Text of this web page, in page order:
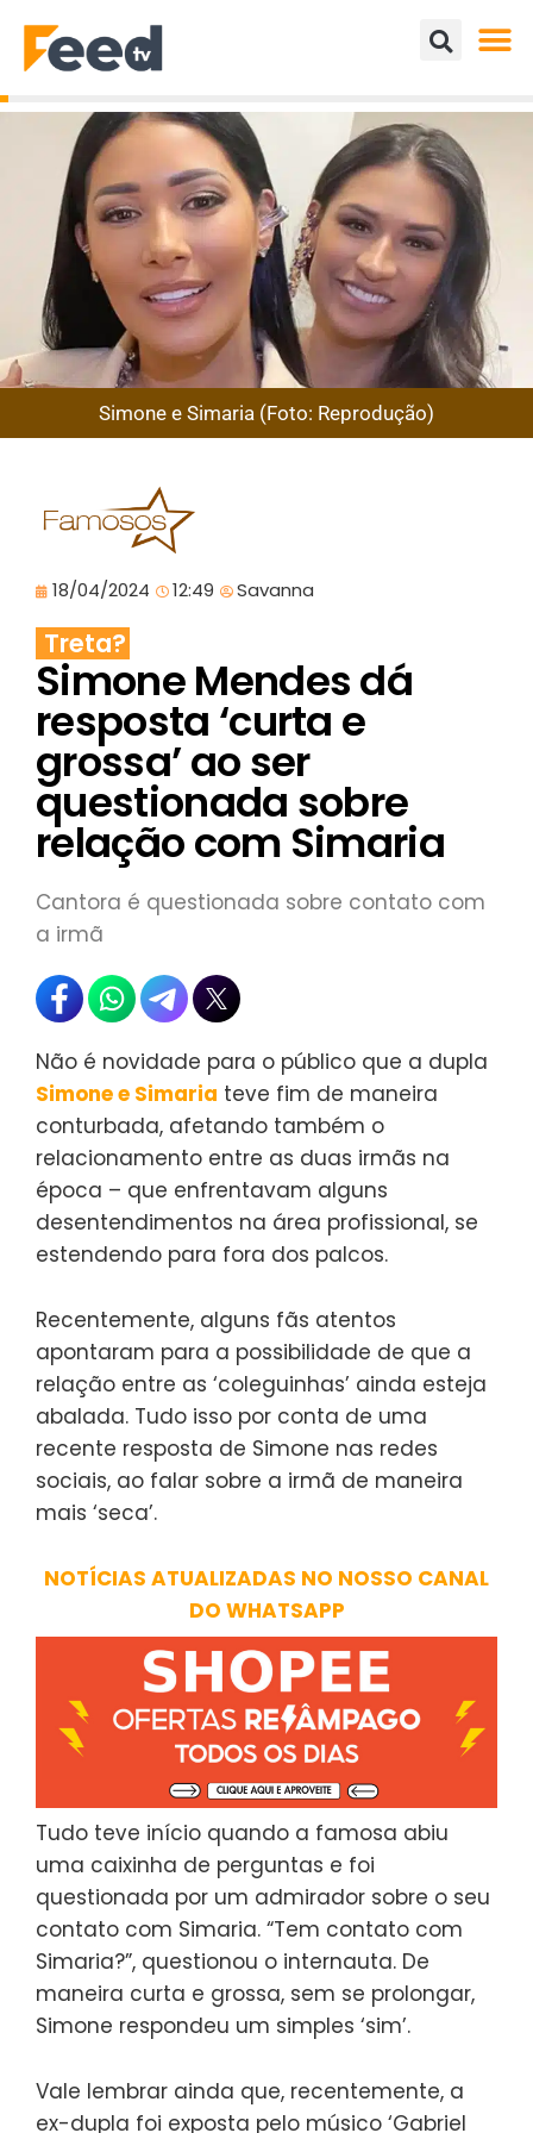
Simone e Simaria (Foto: Reprodução)
18/04/2024 12:49 Savanna
Treta?
Simone Mendes dá
resposta ‘curta e
grossa’ ao ser
questionada sobre
relação com Simaria
Cantora é questionada sobre contato com
a irmã
Não é novidade para o público que a dupla
Simone e Simaria teve fim de maneira
conturbada, afetando também o
relacionamento entre as duas irmãs na
época – que enfrentavam alguns
desentendimentos na área profissional, se
estendendo para fora dos palcos.
Recentemente, alguns fãs atentos
apontaram para a possibilidade de que a
relação entre as ‘coleguinhas’ ainda esteja
abalada. Tudo isso por conta de uma
recente resposta de Simone nas redes
sociais, ao falar sobre a irmã de maneira
mais ‘seca’.
NOTÍCIAS ATUALIZADAS NO NOSSO CANAL
DO WHATSAPP
Tudo teve início quando a famosa abiu
uma caixinha de perguntas e foi
questionada por um admirador sobre o seu
contato com Simaria. “Tem contato com
Simaria?”, questionou o internauta. De
maneira curta e grossa, sem se prolongar,
Simone respondeu um simples ‘sim’.
Vale lembrar ainda que, recentemente, a
ex-dupla foi exposta pelo músico ‘Gabriel